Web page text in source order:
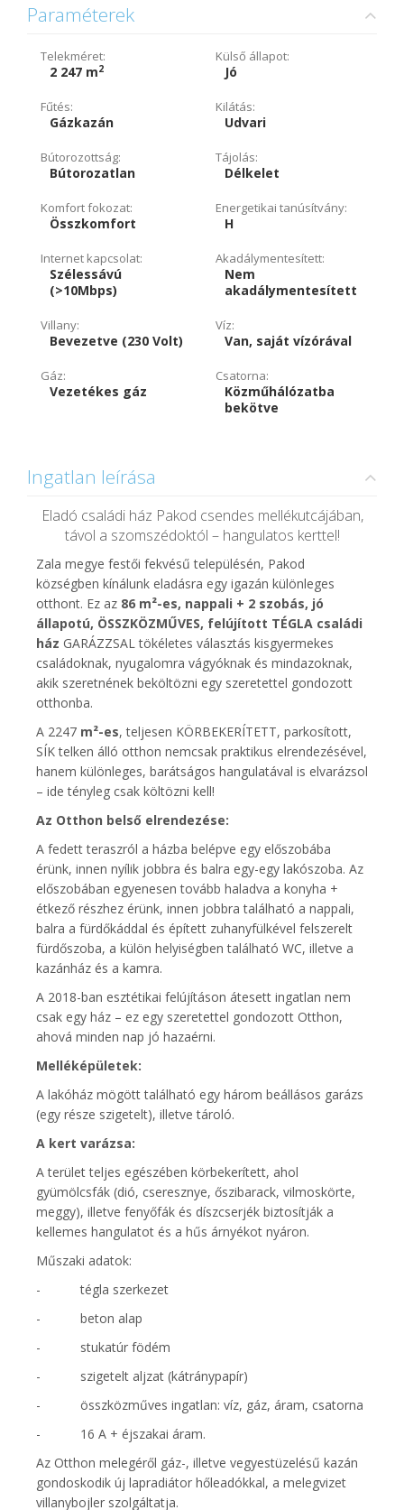
Paraméterek
Telekméret:
2 247 m2
Külső állapot:
Jó
Fűtés:
Gázkazán
Kilátás:
Udvari
Bútorozottság:
Bútorozatlan
Tájolás:
Délkelet
Komfort fokozat:
Összkomfort
Energetikai tanúsítvány:
H
Internet kapcsolat:
Szélessávú
(>10Mbps)
Akadálymentesített:
Nem
akadálymentesített
Villany:
Bevezetve (230 Volt)
Víz:
Van, saját vízórával
Gáz:
Vezetékes gáz
Csatorna:
Közműhálózatba
bekötve
Ingatlan leírása
Eladó családi ház Pakod csendes mellékutcájában,
távol a szomszédoktól – hangulatos kerttel!
Zala megye festői fekvésű településén, Pakod
községben kínálunk eladásra egy igazán különleges
otthont. Ez az 86 m²-es, nappali + 2 szobás, jó
állapotú, ÖSSZKÖZMŰVES, felújított TÉGLA családi
ház GARÁZZSAL tökéletes választás kisgyermekes
családoknak, nyugalomra vágyóknak és mindazoknak,
akik szeretnének beköltözni egy szeretettel gondozott
otthonba.
A 2247 m²-es, teljesen KÖRBEKERÍTETT, parkosított,
SÍK telken álló otthon nemcsak praktikus elrendezésével,
hanem különleges, barátságos hangulatával is elvarázsol
– ide tényleg csak költözni kell!
Az Otthon belső elrendezése:
A fedett teraszról a házba belépve egy előszobába
érünk, innen nyílik jobbra és balra egy-egy lakószoba. Az
előszobában egyenesen tovább haladva a konyha +
étkező részhez érünk, innen jobbra található a nappali,
balra a fürdőkáddal és épített zuhanyfülkével felszerelt
fürdőszoba, a külön helyiségben található WC, illetve a
kazánház és a kamra.
A 2018-ban esztétikai felújításon átesett ingatlan nem
csak egy ház – ez egy szeretettel gondozott Otthon,
ahová minden nap jó hazaérni.
Melléképületek:
A lakóház mögött található egy három beállásos garázs
(egy része szigetelt), illetve tároló.
A kert varázsa:
A terület teljes egészében körbekerített, ahol
gyümölcsfák (dió, cseresznye, őszibarack, vilmoskörte,
meggy), illetve fenyőfák és díszcserjék biztosítják a
kellemes hangulatot és a hűs árnyékot nyáron.
Műszaki adatok:
- tégla szerkezet
- beton alap
- stukatúr födém
- szigetelt aljzat (kátránypapír)
- összközműves ingatlan: víz, gáz, áram, csatorna
- 16 A + éjszakai áram.
Az Otthon melegéről gáz-, illetve vegyestüzelésű kazán
gondoskodik új lapradiátor hőleadókkal, a melegvizet
villanybojler szolgáltatja.